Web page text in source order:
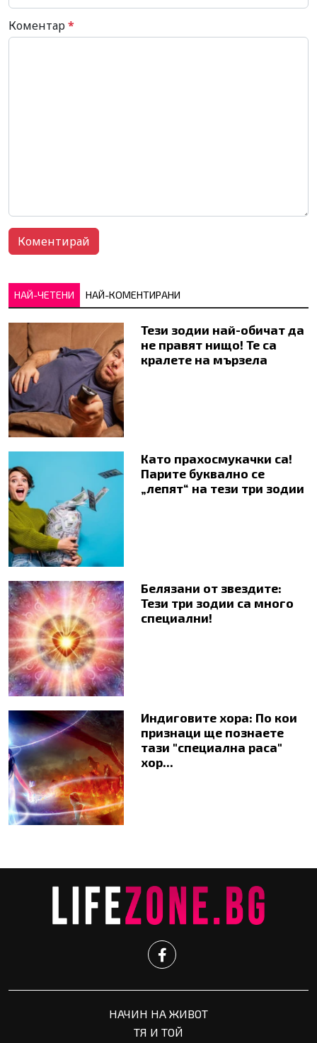
Коментар*
НАЙ-ЧЕТЕНИ НАЙ-КОМЕНТИРАНИ
Тези зодии най-обичат да
не правят нищо! Те са
кралете на мързела
Като прахосмукачки са!
Парите буквално се
„лепят“ на тези три зодии
Белязани от звездите:
Тези три зодии са много
специални!
Индиговите хора: По кои
признаци ще познаете
тази "специална раса"
хор...
НАЧИН НА ЖИВОТ
ТЯ И ТОЙ